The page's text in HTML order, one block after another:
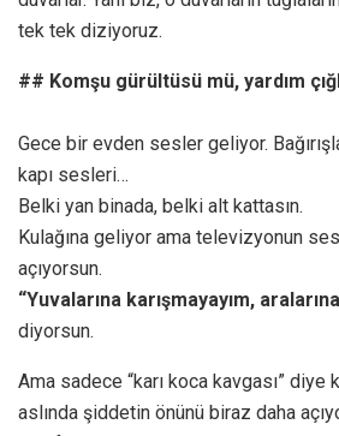
tek tek diziyoruz.
## Komşu gürültüsü mü, yardım
Gece bir evden sesler geliyor.
kapı sesleri…
Belki yan binada, belki alt kattasın.
Kulağına geliyor ama televizyonun
açıyorsun.
“Yuvalarına karışmayayım,
diyorsun.
Ama sadece “karı koca kavgası” diye
aslında şiddetin önünü biraz daha